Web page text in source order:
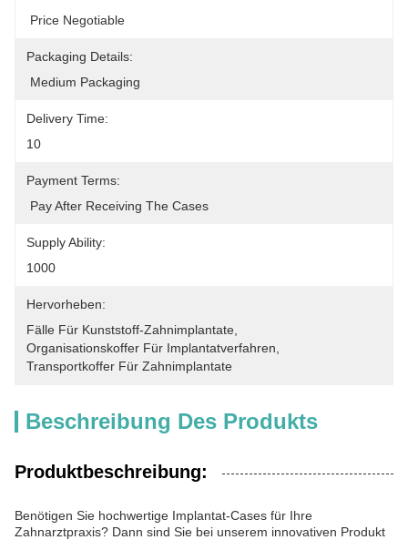
Price Negotiable
Packaging Details:
Medium Packaging
Delivery Time:
10
Payment Terms:
Pay After Receiving The Cases
Supply Ability:
1000
Hervorheben:
Fälle Für Kunststoff-Zahnimplantate
Organisationskoffer Für Implantatverfahren
Transportkoffer Für Zahnimplantate
Beschreibung Des Produkts
Produktbeschreibung:
Benötigen Sie hochwertige Implantat-Cases für Ihre
Zahnarztpraxis? Dann sind Sie bei unserem innovativen Produkt